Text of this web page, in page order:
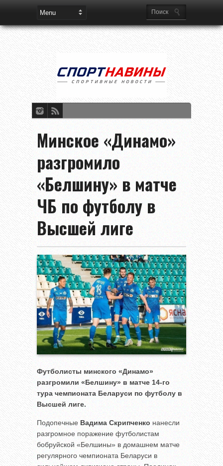
Минское «Динамо»
разгромило
«Белшину» в матче
ЧБ по футболу в
Высшей лиге
Футболисты минского «Динамо»
разгромили «Белшину» в матче 14-го
тура чемпионата Беларуси по футболу в
Высшей лиге.
Подопечные Вадима Скрипченко нанесли
разгромное поражение футболистам
бобруйской «Белшины» в домашнем матче
регулярного чемпионата Беларуси в